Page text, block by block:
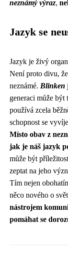
neznámý výraz,
Jazyk se
Jazyk je živý
Není proto divu,
neznámé. Blinken
generaci může být
používá zcela
schopnost se
Místo obav z
jak je náš jazyk
může být
zeptat na jeho
Tím nejen
něco nového o
nástrojem
pomáhat se